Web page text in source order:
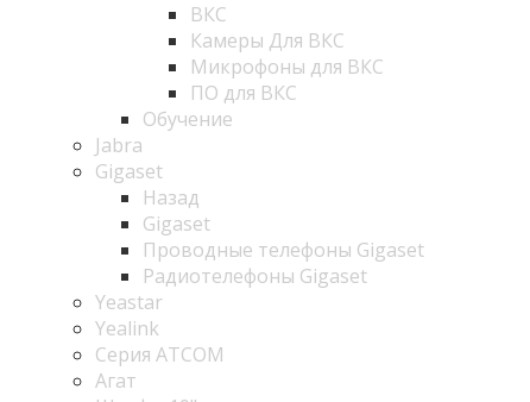
ВКС
Камеры Для ВКС
Микрофоны для ВКС
ПО для ВКС
Обучение
Jabra
Gigaset
Назад
Gigaset
Проводные телефоны Gigaset
Радиотелефоны Gigaset
Yeastar
Yealink
Серия ATCOM
Агат